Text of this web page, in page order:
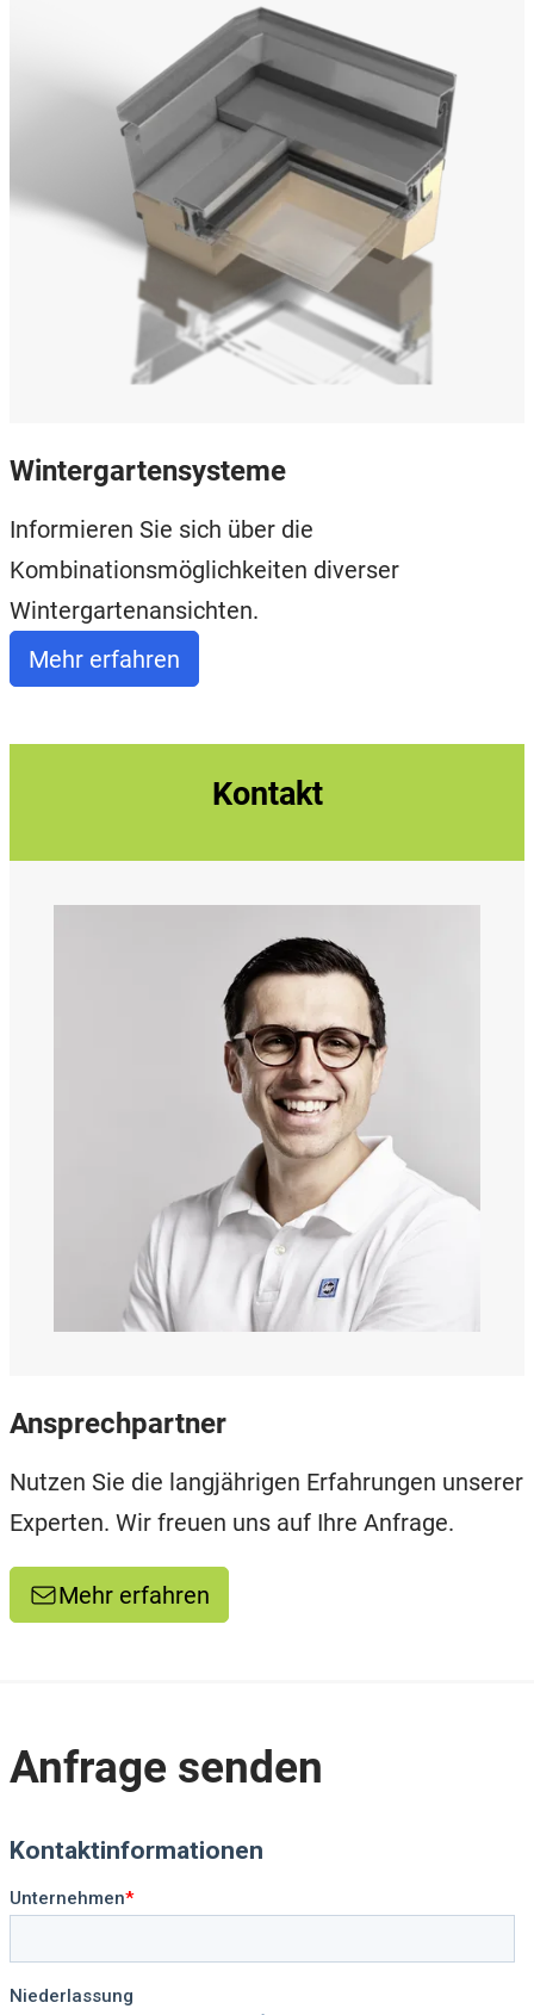
Wintergartensysteme
Informieren Sie sich über die
Kombinationsmöglichkeiten diverser
Wintergartenansichten.
Mehr erfahren
Kontakt
Ansprechpartner
Nutzen Sie die langjährigen Erfahrungen unserer
Experten. Wir freuen uns auf Ihre Anfrage.
Mehr erfahren
Anfrage senden